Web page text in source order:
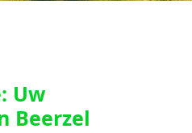
Uw
Beerzel